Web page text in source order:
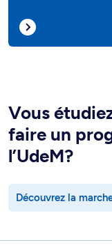
Vous
faire un
l’UdeM?
Découvrez la